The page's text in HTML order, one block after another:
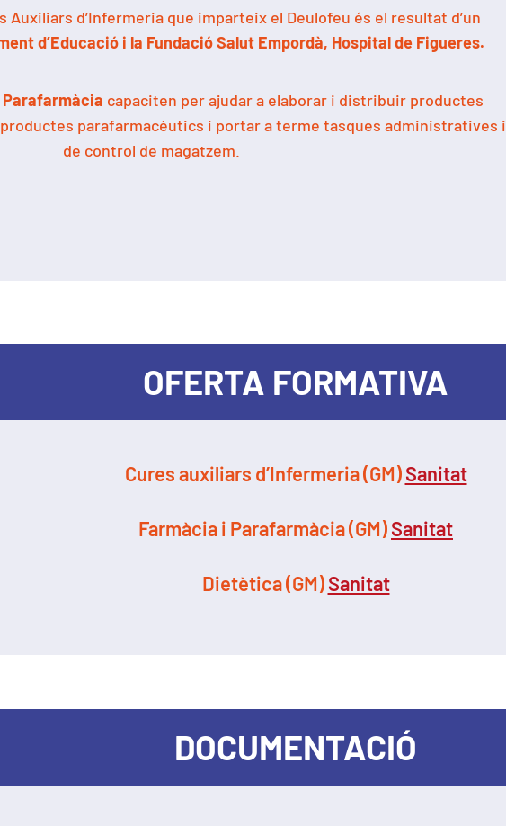
Auxiliars d’Infermeria que imparteix el Deulofeu és el resultat d’un
d’Educació i la Fundació Salut Empordà, Hospital de Figueres.
capaciten per ajudar a elaborar i distribuir productes
parafarmacèutics i portar a terme tasques administratives i
de control de magatzem.
OFERTA FORMATIVA
Cures auxiliars d’Infermeria (GM)Sanitat
Farmàcia i Parafarmàcia (GM)Sanitat
Dietètica (GM)Sanitat
DOCUMENTACIÓ